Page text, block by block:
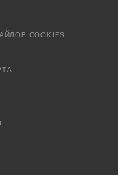
COOKIES